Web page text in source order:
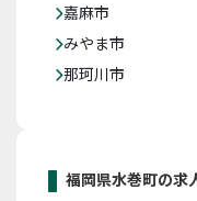
嘉麻市
みやま市
那珂川市
福岡県水巻町の求